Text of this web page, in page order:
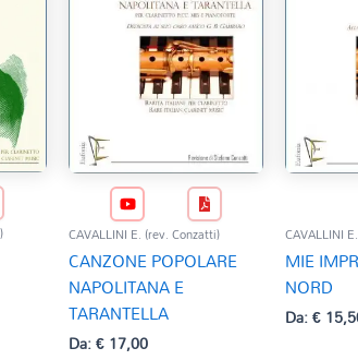
CAVALLINI E. (rev. Conzatti)
CANZONE POPOLARE
NAPOLITANA E
TARANTELLA
Da:€17,00
CAVALLINI
MIE
NORD
Da:€